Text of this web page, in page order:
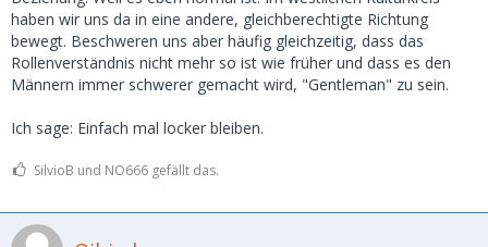
haben wir uns da in eine andere, gleichberechtigte Richtung
bewegt. Beschweren uns aber häufig gleichzeitig, dass das
Rollenverständnis nicht mehr so ist wie früher und dass es den
Männern immer schwerer gemacht wird, "Gentleman" zu sein.
Ich sage: Einfach mal locker bleiben.
SilvioB und NO666 gefällt das.